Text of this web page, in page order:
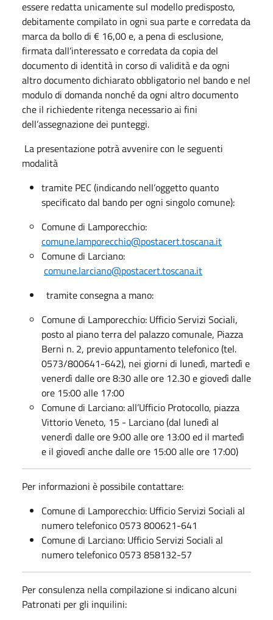
essere redatta unicamente sul modello predisposto,
debitamente compilato in ogni sua parte e corredata da
marca da bollo di € 16,00 e, a pena di esclusione,
firmata dall’interessato e corredata da copia del
documento di identità in corso di validità e da ogni
altro documento dichiarato obbligatorio nel bando e nel
modulo di domanda nonché da ogni altro documento
che il richiedente ritenga necessario ai fini
dell’assegnazione dei punteggi.
La presentazione potrà avvenire con le seguenti
modalità
tramite PEC (indicando nell’oggetto quanto
specificato dal bando per ogni singolo comune):
Comune di Lamporecchio:
comune.lamporecchio@postacert.toscana.it
Comune di Larciano:
comune.larciano@postacert.toscana.it
tramite consegna a mano:
Comune di Lamporecchio: Ufficio Servizi Sociali,
posto al piano terra del palazzo comunale, Piazza
Berni n. 2, previo appuntamento telefonico (tel.
0573/800641-642), nei giorni di lunedì, martedì e
venerdì dalle ore 8:30 alle ore 12.30 e giovedì dalle
ore 15:00 alle 17:00
Comune di Larciano: all’Ufficio Protocollo, piazza
Vittorio Veneto, 15 - Larciano (dal lunedì al
venerdì dalle ore 9:00 alle ore 13:00 ed il martedì
e il giovedì anche dalle ore 15:00 alle ore 17:00)
Per informazioni è possibile contattare:
Comune di Lamporecchio: Ufficio Servizi Sociali al
numero telefonico 0573 800621-641
Comune di Larciano: Ufficio Servizi Sociali al
numero telefonico 0573 858132-57
Per consulenza nella compilazione si indicano alcuni
Patronati per gli inquilini: